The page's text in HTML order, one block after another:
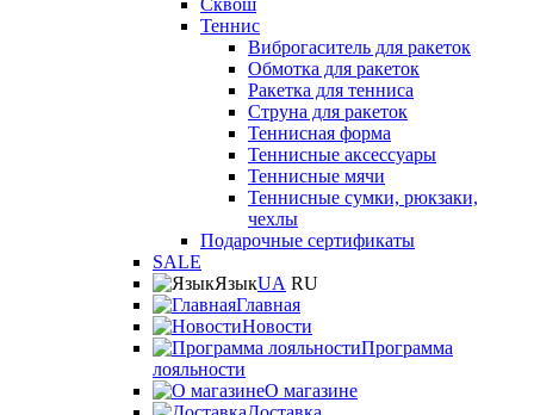
Сквош
Теннис
Виброгаситель для ракеток
Обмотка для ракеток
Ракетка для тенниса
Струна для ракеток
Теннисная форма
Теннисные аксессуары
Теннисные мячи
Теннисные сумки, рюкзаки,
чехлы
Подарочные сертификаты
SALE
ЯзыкUA RU
Главная
Новости
Программа
лояльности
О магазине